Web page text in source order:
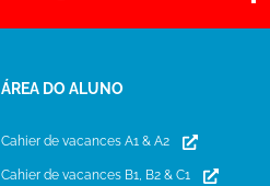
ÁREA DO ALUNO
Cahier de vacances A1 & A2
Cahier de vacances B1, B2 & C1